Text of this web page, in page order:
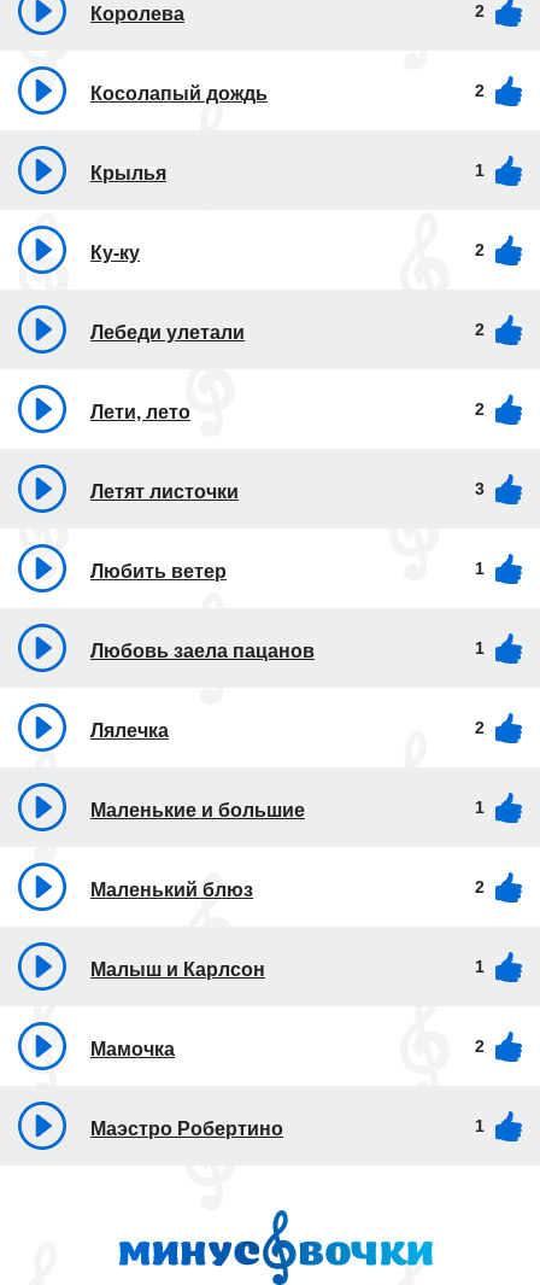
Королева 2
Косолапый дождь 2
Крылья 1
Ку-ку 2
Лебеди улетали 2
Лети, лето 2
Летят листочки 3
Любить ветер 1
Любовь заела пацанов 1
Лялечка 2
Маленькие и большие 1
Маленький блюз 2
Малыш и Карлсон 1
Мамочка 2
Маэстро Робертино 1